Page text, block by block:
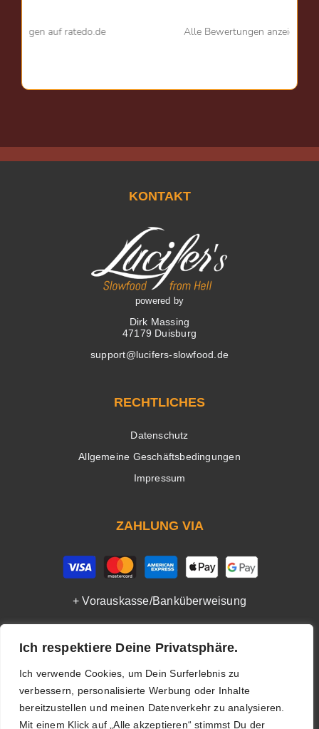
Ich respektiere Deine Privatsphäre.
Ich verwende Cookies, um Dein Surferlebnis zu
verbessern, personalisierte Werbung oder Inhalte
bereitzustellen und meinen Datenverkehr zu analysieren.
Mit einem Klick auf „Alle akzeptieren“ stimmst Du der
Alle Bewertungen anzeigen auf ratedo.de
KONTAKT
powered by
Dirk Massing
47179 Duisburg
support@lucifers-slowfood.de
RECHTLICHES
Datenschutz
Allgemeine Geschäftsbedingungen
Impressum
ZAHLUNG VIA
+ Vorauskasse/Banküberweisung
SOCIAL MEDIA